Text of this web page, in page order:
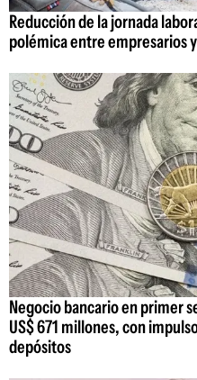
Reducción de la jornada
polémica entre empresarios
Negocio bancario en primer
US$ 671 millones, con
depósitos